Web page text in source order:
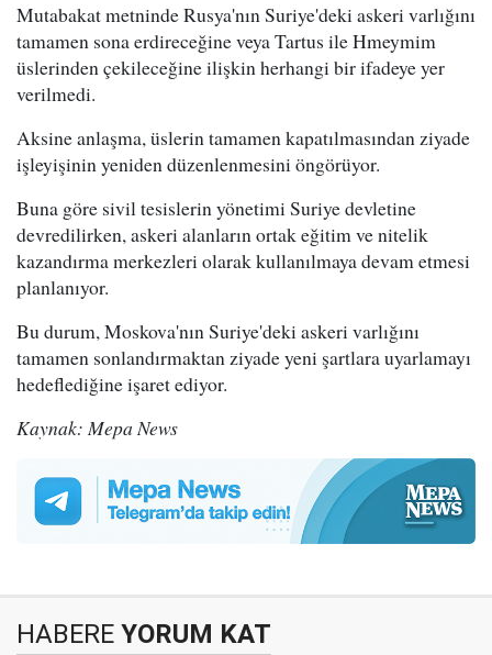
Mutabakat metninde Rusya'nın Suriye'deki askeri varlığını
tamamen sona erdireceğine veya Tartus ile Hmeymim
üslerinden çekileceğine ilişkin herhangi bir ifadeye yer
verilmedi.
Aksine anlaşma, üslerin tamamen kapatılmasından ziyade
işleyişinin yeniden düzenlenmesini öngörüyor.
Buna göre sivil tesislerin yönetimi Suriye devletine
devredilirken, askeri alanların ortak eğitim ve nitelik
kazandırma merkezleri olarak kullanılmaya devam etmesi
planlanıyor.
Bu durum, Moskova'nın Suriye'deki askeri varlığını
tamamen sonlandırmaktan ziyade yeni şartlara uyarlamayı
hedeflediğine işaret ediyor.
Kaynak: Mepa News
HABERE YORUM KAT